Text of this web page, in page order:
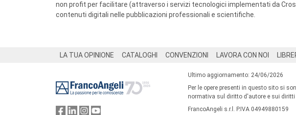
non profit per facilitare (attraverso i servizi tecnologici implementati da
contenuti digitali nelle pubblicazioni professionali e scientifiche.
LA TUA OPINIONE CATALOGHI CONVENZIONI LAVORA CON NOI
Ultimo aggiornamento: 24/06/2026
Per le opere presenti in questo sito si
normativa sul diritto d'autore e sui diritti
FrancoAngeli s.r.l. P.IVA 04949880159